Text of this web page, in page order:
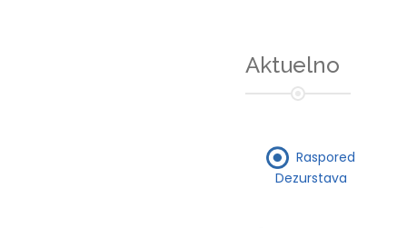
Aktuelno
Raspored
Dezurstava